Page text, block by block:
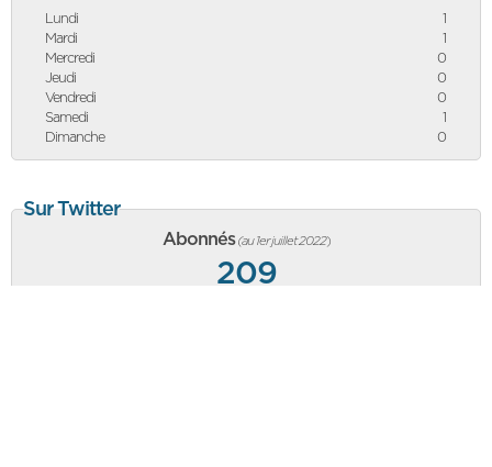
Lundi
1
Mardi
1
Mercredi
0
Jeudi
0
Vendredi
0
Samedi
1
Dimanche
0
Sur Twitter
Abonnés (au 1er juillet 2022)
209